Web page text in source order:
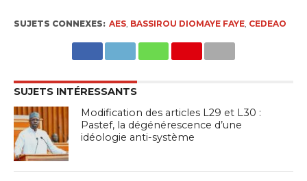
SUJETS CONNEXES: AES, BASSIROU DIOMAYE FAYE, CEDEAO
SUJETS INTÉRESSANTS
Modification des articles L29 et L30 :
Pastef, la dégénérescence d’une
idéologie anti-système